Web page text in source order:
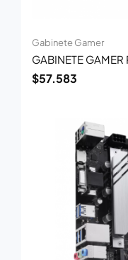
Gabinete Gamer
GABINETE
$57.583